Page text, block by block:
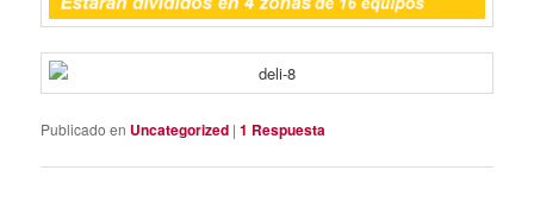
Publicado en Uncategorized |1 Respuesta